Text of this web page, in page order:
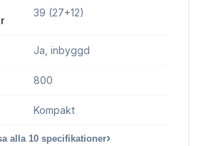
39 (27+12)
Ja, inbyggd
800
Kompakt
alla 10 specifikationer›